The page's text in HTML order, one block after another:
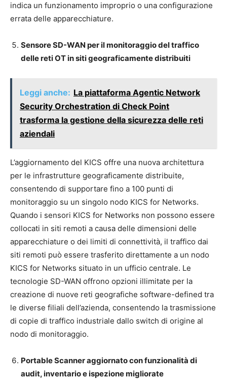
indica un funzionamento improprio o una configurazione
errata delle apparecchiature.
Sensore SD-WAN per il monitoraggio del traffico
delle reti OT in siti geograficamente distribuiti
Leggi anche: La piattaforma Agentic Network
Security Orchestration di Check Point
trasforma la gestione della sicurezza delle reti
aziendali
L’aggiornamento del KICS offre una nuova architettura
per le infrastrutture geograficamente distribuite,
consentendo di supportare fino a 100 punti di
monitoraggio su un singolo nodo KICS for Networks.
Quando i sensori KICS for Networks non possono essere
collocati in siti remoti a causa delle dimensioni delle
apparecchiature o dei limiti di connettività, il traffico dai
siti remoti può essere trasferito direttamente a un nodo
KICS for Networks situato in un ufficio centrale. Le
tecnologie SD-WAN offrono opzioni illimitate per la
creazione di nuove reti geografiche software-defined tra
le diverse filiali dell’azienda, consentendo la trasmissione
di copie di traffico industriale dallo switch di origine al
nodo di monitoraggio.
Portable Scanner aggiornato con funzionalità di
audit, inventario e ispezione migliorate